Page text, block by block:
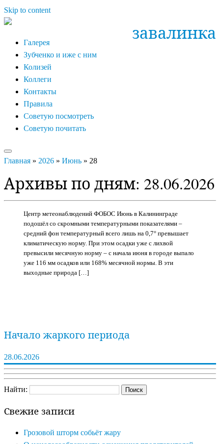
Skip to content
завалинка
Галерея
Зубченко и иже с ним
Колизей
Коллеги
Контакты
Правила
Советую посмотреть
Советую почитать
Главная » 2026 » Июнь » 28
Архивы по дням: 28.06.2026
Центр метеонаблюдений ФОБОС Июнь в Калининграде
подошёл со скромными температурными показателями –
средний фон температурный всего лишь на 0,7° превышает
климатическую норму. При этом осадки уже с лихвой
превысили месячную норму – с начала июня в городе выпало
уже 116 мм осадков или 168% месячной нормы. В эти
выходные природа […]
Начало жаркого периода
28.06.2026
Найти:
Свежие записи
Грозовой шторм собьёт жару